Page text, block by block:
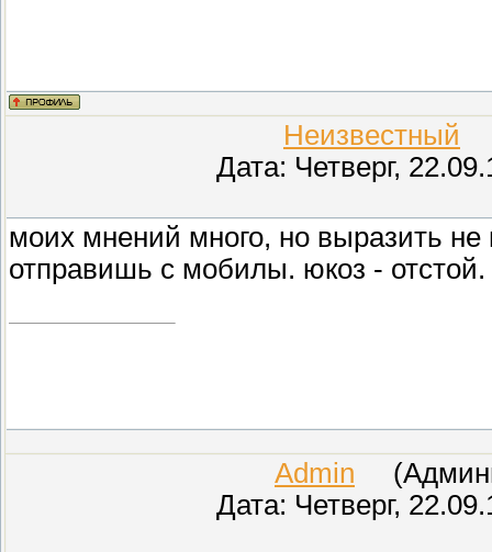
Неизвестный
Дата: Четверг,
моих мнений много, но выразить
отправишь с мобилы. юкоз - отстой.
Admin
Дата: Четверг,